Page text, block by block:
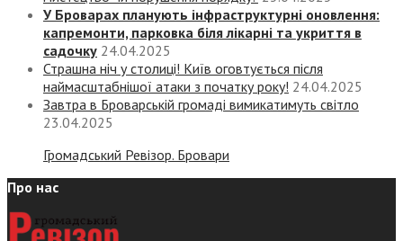
У Броварах планують інфраструктурні оновлення:
капремонти, парковка біля лікарні та укриття в
садочку 24.04.2025
Страшна ніч у столиці! Київ оговтується після
наймасштабнішої атаки з початку року! 24.04.2025
Завтра в Броварській громаді вимикатимуть світло
23.04.2025
Громадський Ревізор. Бровари
Про нас